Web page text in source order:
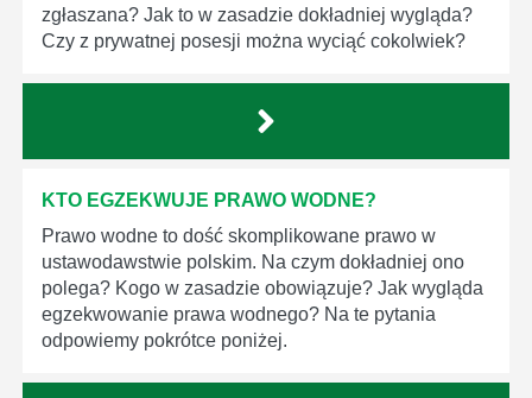
zgłaszana? Jak to w zasadzie dokładniej wygląda?
Czy z prywatnej posesji można wyciąć cokolwiek?
KTO EGZEKWUJE PRAWO WODNE?
Prawo wodne to dość skomplikowane prawo w
ustawodawstwie polskim. Na czym dokładniej ono
polega? Kogo w zasadzie obowiązuje? Jak wygląda
egzekwowanie prawa wodnego? Na te pytania
odpowiemy pokrótce poniżej.